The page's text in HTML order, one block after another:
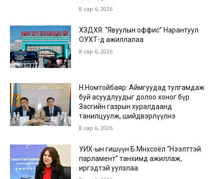
8 сар 6, 2026
ХЗДХЯ: “Явуулын оффис” Нарантуул
ОУХТ-д ажиллалаа
8 сар 6, 2026
Н.Номтойбаяр: Аймгуудад тулгамдаж
буй асуудлуудыг долоо хоног бүр
Засгийн газрын хуралдаанд
танилцуулж, шийдвэрлүүлнэ
8 сар 6, 2026
УИХ-ын гишүүн Б.Мөнхсоёл “Нээлттэй
парламент” танхимд ажиллаж,
иргэдтэй уулзлаа